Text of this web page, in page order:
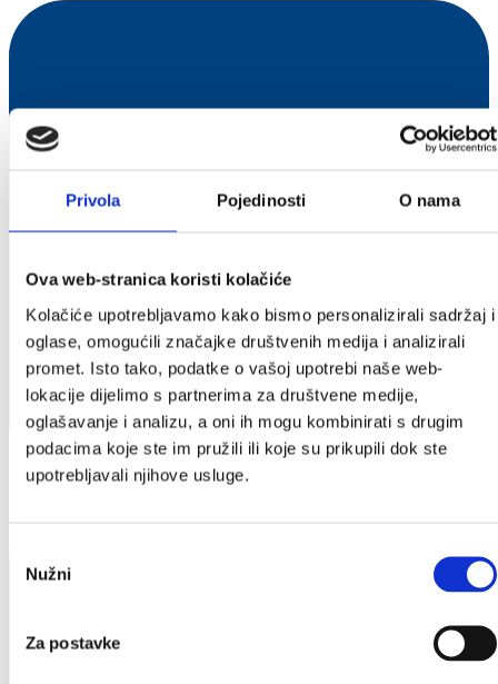
Privola Pojedinosti O nama
Ova web-stranica koristi kolačiće
Kolačiće upotrebljavamo kako bismo personalizirali sadržaj i
oglase, omogućili značajke društvenih medija i analizirali
promet. Isto tako, podatke o vašoj upotrebi naše web-
lokacije dijelimo s partnerima za društvene medije,
oglašavanje i analizu, a oni ih mogu kombinirati s drugim
podacima koje ste im pružili ili koje su prikupili dok ste
upotrebljavali njihove usluge.
pristanka
Nužni
Za postavke